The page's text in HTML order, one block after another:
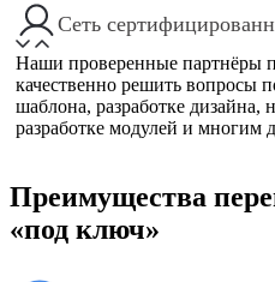
Ceть
Наши проверенные партнёры
качественно решить вопросы
шаблона, разработке дизайна,
разработке модулей и многим
Преимущества
«под ключ»